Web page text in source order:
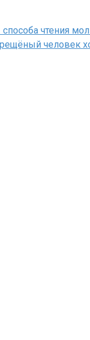
способа чтения
человек